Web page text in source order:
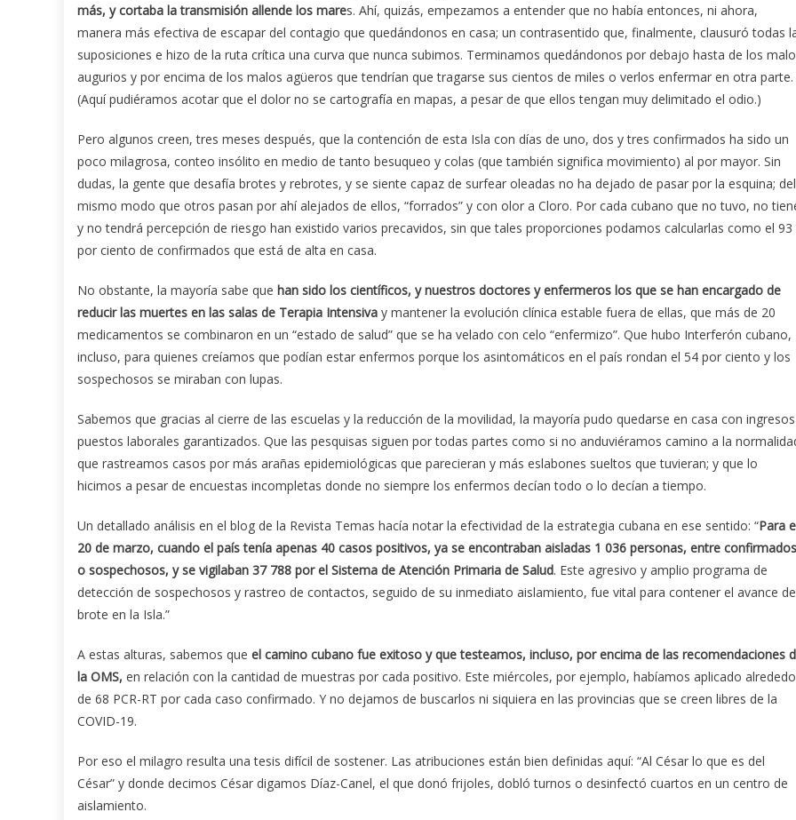
más, y cortaba la transmisión allende los mares. Ahí, quizás, empezamos a entender que no había entonces, ni ahora,
manera más efectiva de escapar del contagio que quedándonos en casa; un contrasentido que, finalmente, clausuró todas
suposiciones e hizo de la ruta crítica una curva que nunca subimos. Terminamos quedándonos por debajo hasta de los
augurios y por encima de los malos agüeros que tendrían que tragarse sus cientos de miles o verlos enfermar en otra parte.
(Aquí pudiéramos acotar que el dolor no se cartografía en mapas, a pesar de que ellos tengan muy delimitado el odio.)
Pero algunos creen, tres meses después, que la contención de esta Isla con días de uno, dos y tres confirmados ha sido un
poco milagrosa, conteo insólito en medio de tanto besuqueo y colas (que también significa movimiento) al por mayor. Sin
dudas, la gente que desafía brotes y rebrotes, y se siente capaz de surfear oleadas no ha dejado de pasar por la esquina; del
mismo modo que otros pasan por ahí alejados de ellos, “forrados” y con olor a Cloro. Por cada cubano que no tuvo, no
y no tendrá percepción de riesgo han existido varios precavidos, sin que tales proporciones podamos calcularlas como el 93
por ciento de confirmados que está de alta en casa.
No obstante, la mayoría sabe que han sido los científicos, y nuestros doctores y enfermeros los que se han encargado de
reducir las muertes en las salas de Terapia Intensiva y mantener la evolución clínica estable fuera de ellas, que más de 20
medicamentos se combinaron en un “estado de salud” que se ha velado con celo “enfermizo”. Que hubo Interferón cubano,
incluso, para quienes creíamos que podían estar enfermos porque los asintomáticos en el país rondan el 54 por ciento y los
sospechosos se miraban con lupas.
Sabemos que gracias al cierre de las escuelas y la reducción de la movilidad, la mayoría pudo quedarse en casa con
puestos laborales garantizados. Que las pesquisas siguen por todas partes como si no anduviéramos camino a la
que rastreamos casos por más arañas epidemiológicas que parecieran y más eslabones sueltos que tuvieran; y que lo
hicimos a pesar de encuestas incompletas donde no siempre los enfermos decían todo o lo decían a tiempo.
Un detallado análisis en el blog de la Revista Temas hacía notar la efectividad de la estrategia cubana en ese sentido: “Para
20 de marzo, cuando el país tenía apenas 40 casos positivos, ya se encontraban aisladas 1 036 personas, entre confirmados
o sospechosos, y se vigilaban 37 788 por el Sistema de Atención Primaria de Salud. Este agresivo y amplio programa de
detección de sospechosos y rastreo de contactos, seguido de su inmediato aislamiento, fue vital para contener el avance
brote en la Isla.”
A estas alturas, sabemos que el camino cubano fue exitoso y que testeamos, incluso, por encima de las recomendaciones
la OMS, en relación con la cantidad de muestras por cada positivo. Este miércoles, por ejemplo, habíamos aplicado
de 68 PCR-RT por cada caso confirmado. Y no dejamos de buscarlos ni siquiera en las provincias que se creen libres de la
COVID-19.
Por eso el milagro resulta una tesis difícil de sostener. Las atribuciones están bien definidas aquí: “Al César lo que es del
César” y donde decimos César digamos Díaz-Canel, el que donó frijoles, dobló turnos o desinfectó cuartos en un centro de
aislamiento.